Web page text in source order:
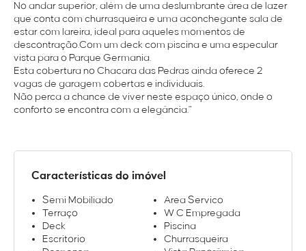
No andar superior, além de uma deslumbrante área de lazer
que conta com churrasqueira e uma aconchegante sala de
estar com lareira, ideal para aqueles momentos de
descontração.Com um deck com piscina e uma especular
vista para o Parque Germania.
Esta cobertura no Chacara das Pedras ainda oferece 2
vagas de garagem cobertas e individuais.
Não perca a chance de viver neste espaço único, onde o
conforto se encontra com a elegância."
Características do imóvel
Semi Mobiliado
Terraço
Deck
Escritorio
Area Servico
W C Empregada
Piscina
Churrasqueira